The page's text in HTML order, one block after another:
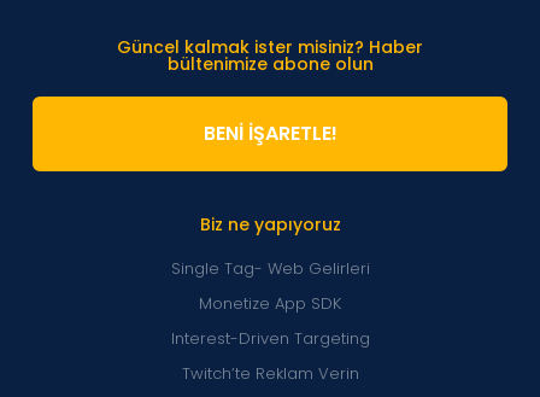
Biz ne yapıyoruz
Single Tag- Web Gelirleri
Monetize App SDK
Interest-Driven Targeting
Twitch’te Reklam Verin
Güncel kalmak ister misiniz? Haber
bültenimize abone olun
BENİ İŞARETLE!